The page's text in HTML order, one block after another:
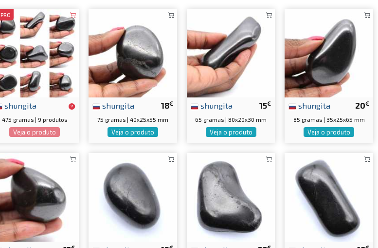
PRO
shungita
475 gramas | 9 produtos
Veja o produto
18€
shungita
75 gramas | 40x25x55 mm
Veja o produto
15€
shungita
65 gramas | 80x20x30 mm
Veja o produto
20€
shungita
85 gramas | 35x25x65 mm
Veja o produto